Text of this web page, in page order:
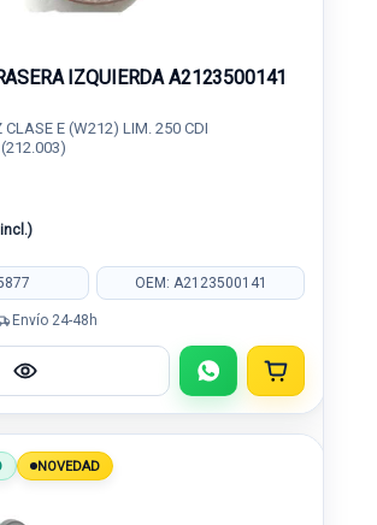
IZQUIERDA A2123500141
CLASE E (W212) LIM. 250 CDI
(212.003)
OEM: A2123500141
Envío 24-48h
NOVEDAD